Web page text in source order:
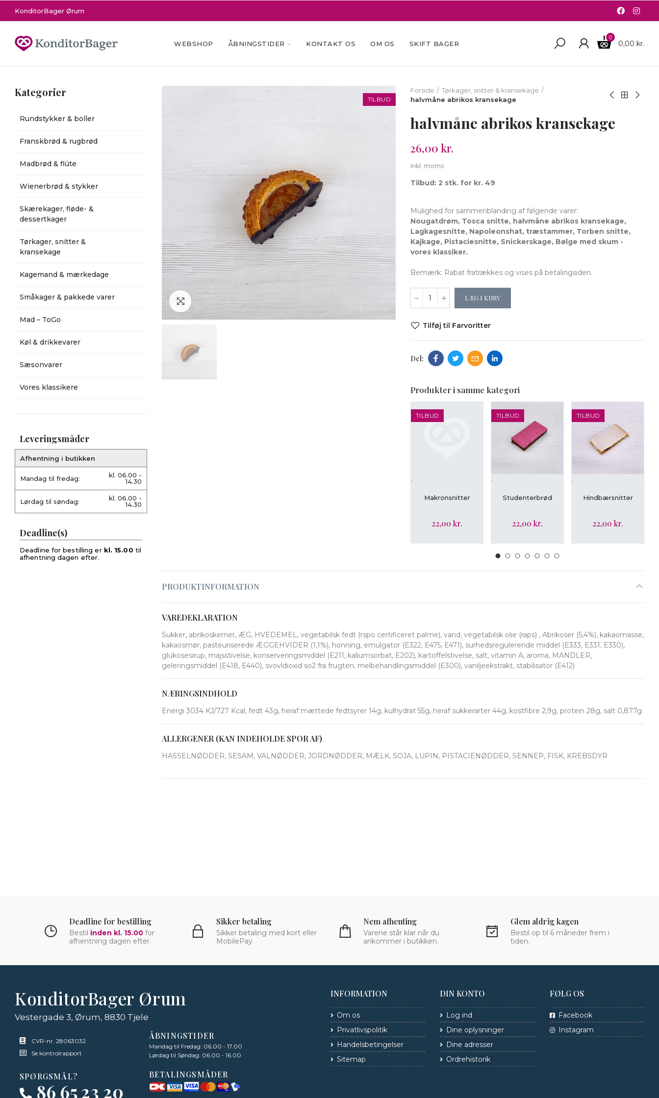
KonditorBager Ørum
WEBSHOP ÅBNINGSTIDER KONTAKT OS OM OS SKIFT BAGER
0
0,00 kr.
TILBUD
Klik for at forstørre
Forside
Tørkager, snitter & kransekage
halvmåne abrikos kransekage
halvmåne abrikos kransekage
26,00 kr.
Inkl. moms
Tilbud: 2 stk. for kr. 49
Mulighed for sammenblanding af følgende varer:
Nougatdrøm, Tosca snitte, halvmåne abrikos kransekage,
Lagkagesnitte, Napoleonshat, træstammer, Torben snitte,
Kajkage, Pistaciesnitte, Snickerskage, Bølge med skum -
vores klassiker.
Bemærk: Rabat fratrækkes og vises på betalingsiden.
LÆG I KURV
Tilføj til Farvoritter
Produkter i samme kategori
TILBUD
LÆG I KURV
.
Makronsnitter
22,00 kr.
TILBUD
LÆG I KURV
.
Studenterbrød
22,00 kr.
TILBUD
LÆG I KURV
.
Hindbærsnitter
22,00 kr.
PRODUKTINFORMATION
VAREDEKLARATION
Sukker, abrikoskerner, ÆG, HVEDEMEL, vegetabilsk fedt (rspo certificeret palme), vand, vegetabilsk olie (raps) , Abrikoser (5,4%), kakaomasse,
kakaosmør, pasteuriserede ÆGGEHVIDER (1,1%), honning, emulgator (E322, E475, E471), surhedsregulerende middel (E333, E331, E330),
glukosesirup, majsstivelse, konserveringsmiddel (E211, kaliumsorbat, E202), kartoffelstivelse, salt, vitamin A, aroma, MANDLER,
geleringsmiddel (E418, E440), svovldioxid so2 fra frugten, melbehandlingsmiddel (E300), vaniljeekstrakt, stabilisator (E412)
NÆRINGSINDHOLD
Energi 3034 KJ/727 Kcal, fedt 43g, heraf mættede fedtsyrer 14g, kulhydrat 55g, heraf sukkerarter 44g, kostfibre 2,9g, protein 28g, salt 0,877g
ALLERGENER (KAN INDEHOLDE SPOR AF)
HASSELNØDDER, SESAM, VALNØDDER, JORDNØDDER, MÆLK, SOJA, LUPIN, PISTACIENØDDER, SENNEP, FISK, KREBSDYR
Kategorier
Rundstykker & boller
Franskbrød & rugbrød
Madbrød & flúte
Wienerbrød & stykker
Skærekager, fløde- &
dessertkager
Tørkager, snitter &
kransekage
Kagemand & mærkedage
Småkager & pakkede varer
Mad – ToGo
Køl & drikkevarer
Sæsonvarer
Vores klassikere
Leveringsmåder
Afhentning i butikken
Mandag til fredag:
kl. 06.00 -
14.30
Lørdag til søndag:
kl. 06.00 -
14.30
Deadline(s)
Deadline for bestilling er kl. 15.00 til
afhentning dagen efter.
Deadline for bestilling
Bestil inden kl. 15.00 for
afhentning dagen efter.
Sikker betaling
Sikker betaling med kort eller
MobilePay.
Nem afhenting
Varene står klar når du
ankommer i butikken.
Glem aldrig kagen
Bestil op til 6 måneder frem i
tiden.
KonditorBager Ørum
Vestergade 3, Ørum, 8830 Tjele
CVR-nr. 28063032
Se kontrolrapport
SPØRGSMÅL?
86 65 23 20
ÅBNINGSTIDER
Mandag til Fredag: 06.00 - 17.00
Lørdag til Søndag: 06.00 - 16.00
BETALINGSMÅDER
INFORMATION
Om os
Privatlivspolitik
Handelsbetingelser
Sitemap
DIN KONTO
Log ind
Dine oplysninger
Dine adresser
Ordrehistorik
FØLG OS
Facebook
Instagram